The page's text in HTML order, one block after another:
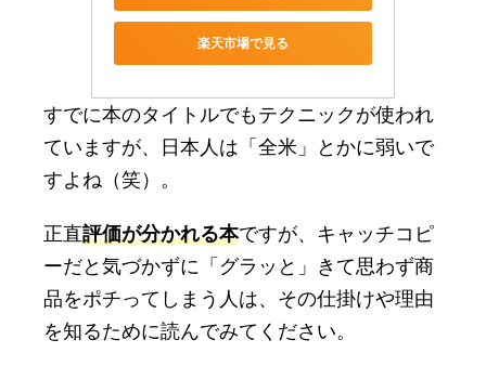
楽天市場で見る
すでに本のタイトルでもテクニックが使われ
ていますが、日本人は「全米」とかに弱いで
すよね（笑）。
正直評価が分かれる本ですが、キャッチコピ
ーだと気づかずに「グラッと」きて思わず商
品をポチってしまう人は、その仕掛けや理由
を知るために読んでみてください。